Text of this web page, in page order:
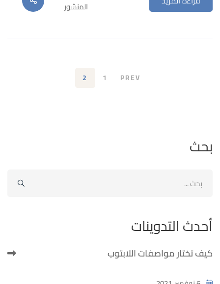
بحث
أحدث التدوينات
كيف تختار مواصفات اللابتوب
المنشور
PREV
1
2